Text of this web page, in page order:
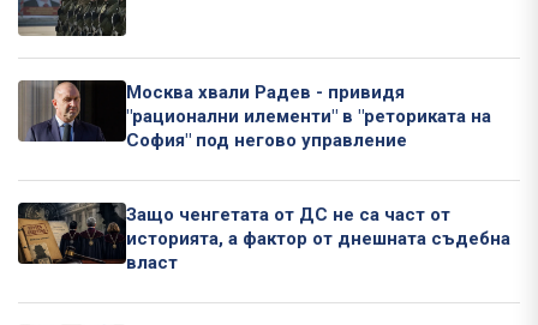
Москва хвали Радев - привидя
"рационални илементи" в "реториката на
София" под негово управление
Защо ченгетата от ДС не са част от
историята, а фактор от днешната съдебна
власт